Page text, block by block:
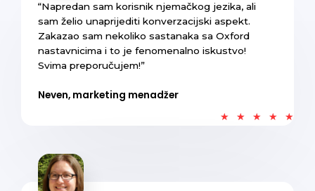
“Napredan sam korisnik njemačkog jezika, ali
sam želio unaprijediti konverzacijski aspekt.
Zakazao sam nekoliko sastanaka sa Oxford
nastavnicima i to je fenomenalno iskustvo!
Svima preporučujem!”
★ ★ ★ ★ ★
Neven, marketing menadžer